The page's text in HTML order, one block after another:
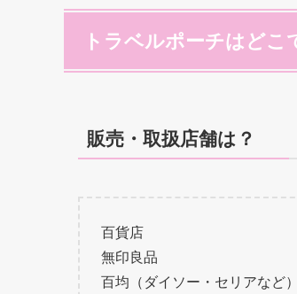
トラベルポーチはどこ
販売・取扱店舗は？
百貨店
無印良品
百均（ダイソー・セリアなど）